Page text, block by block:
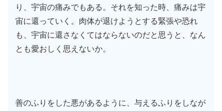
り、宇宙の痛みでもある。それを知った時、痛みは宇
宙に還っていく。肉体が退けようとする緊張や恐れ
も、宇宙に還さなくてはならないのだと思うと、なん
とも愛おしく思えないか。
善のふりをした悪があるように、与えるふりをしなが